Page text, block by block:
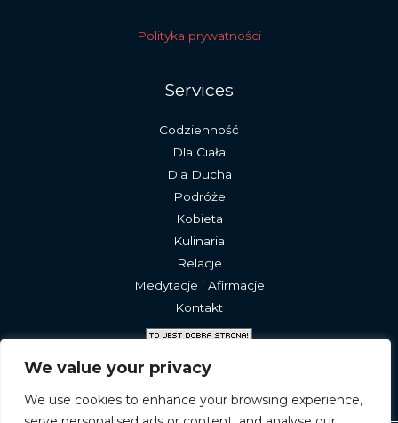
We value your privacy
We use cookies to enhance your browsing experience,
Polityka prywatności
Services
Codzienność
Dla Ciała
Dla Ducha
Podróże
Kobieta
Kulinaria
Relacje
Medytacje i Afirmacje
Kontakt